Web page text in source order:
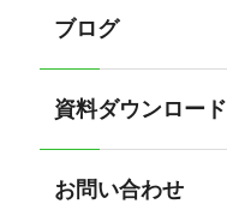
ブログ
資料ダウンロード
お問い合わせ